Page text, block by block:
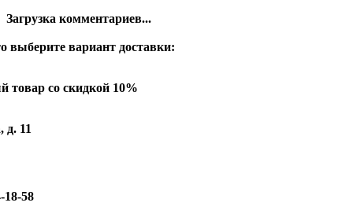
Загрузка комментариев...
выберите вариант доставки:
товар со скидкой 10%
д. 11
18-58